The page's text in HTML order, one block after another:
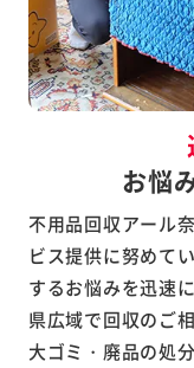
お悩
不用品回収アール
ビス提供に努めて
するお悩みを迅速
県広域で回収のご
大ゴミ・廃品の処